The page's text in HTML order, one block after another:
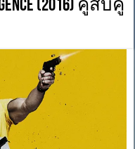
(2016) คู่สืบคู่